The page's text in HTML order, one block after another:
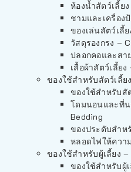
ห้องน้ำสัตว์เลี้ย
ชามและเครื่อง
ของเล่นสัตว์เลี้
วัสดุรองกรง –
ปลอกคอและสา
เสื้อผ้าสัตว์เลี้ย
ของใช้สำหรับสัตว์เลี้ย
ของใช้สำหรับสั
โดมนอนและที่น
Bedding
ของประดับสำห
หลอดไฟให้ควา
ของใช้สำหรับผู้เลี้ยง
ของใช้สำหรับผู้